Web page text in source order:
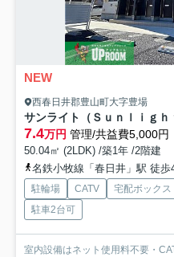
NEW
西春日井郡豊山町大字豊場
サンライト（Ｓｕｎｌｉｇｈ
7.4万円 管理/共益費5,000円
50.04㎡ (2LDK) /築1年 /2階建
名鉄小牧線「春日井」駅 徒歩
駐輪場 CATV 宅配ボックス
駐車2台可
室内設備はネット使用料不要・